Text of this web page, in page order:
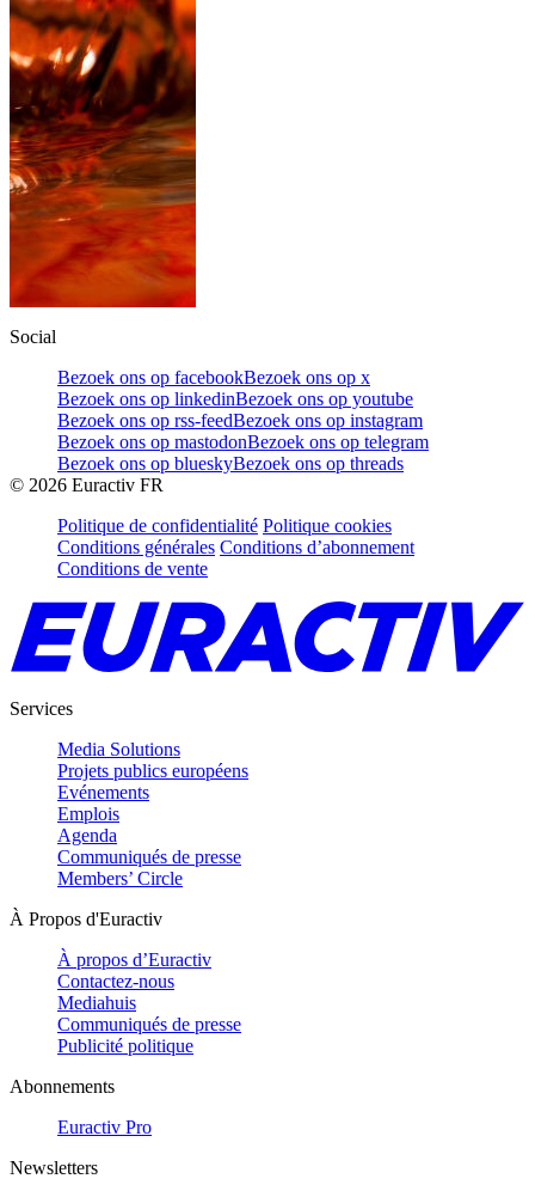
Social
Bezoek ons op facebookBezoek ons op x
Bezoek ons op linkedinBezoek ons op youtube
Bezoek ons op rss-feedBezoek ons op instagram
Bezoek ons op mastodonBezoek ons op telegram
Bezoek ons op blueskyBezoek ons op threads
© 2026 Euractiv FR
Politique de confidentialité Politique cookies
Conditions générales Conditions d’abonnement
Conditions de vente
Services
Media Solutions
Projets publics européens
Evénements
Emplois
Agenda
Communiqués de presse
Members’ Circle
À Propos d'Euractiv
À propos d’Euractiv
Contactez-nous
Mediahuis
Communiqués de presse
Publicité politique
Abonnements
Euractiv Pro
Newsletters